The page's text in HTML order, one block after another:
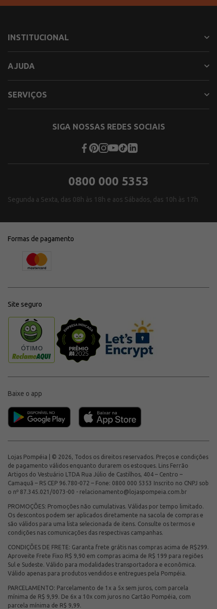
INSTITUCIONAL
AJUDA
SERVIÇOS
SIGA NOSSAS REDES SOCIAIS
0800 000 5353
Segunda a Sexta, das 08h às 18h e aos Sábados, das 10h às 17h
Formas de pagamento
Site seguro
Baixe o app
Lojas Pompéia | © 2026, Todos os direitos reservados. Preços e condições
de pagamento válidos enquanto durarem os estoques. Lins Ferrão
Artigos do Vestuário LTDA Rua Júlio de Castilhos, 404 – Centro –
Camaquã – RS CEP 96.780-072 – Fone: 0800 000 5353 Inscrito no CNPJ sob
o nº 87.345.021/0073-00 - relacionamento@lojaspompeia.com.br
PROMOÇÕES: Promoções não cumulativas. Válidas por tempo limitado.
Os descontos podem ser aplicados diretamente na sacola de compras e
são válidos para uma lista selecionada de itens. Consulte os termos e
condições nas comunicações das respectivas campanhas.
CONDIÇÕES DE FRETE: Garanta frete grátis nas compras acima de R$299.
Aproveite Frete Fixo R$ 9,90 em compras acima de R$ 199 para regiões
Sul e Sudeste. Válido para modalidades transportadora e econômica.
Válido apenas para produtos vendidos e entregues pela Pompéia.
PARCELAMENTO: Parcelamento de 1x a 5x sem juros, com parcela
mínima de R$ 9,99. De 6x a 10x com juros no Cartão Pompéia, com
parcela mínima de R$ 9,99.